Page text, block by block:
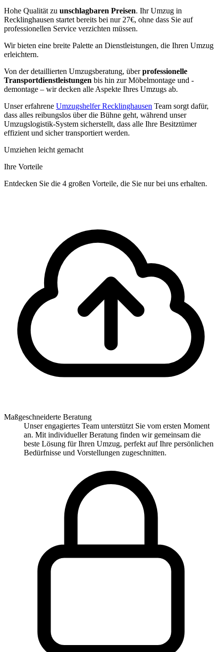
Hohe Qualität zu unschlagbaren Preisen. Ihr Umzug in
Recklinghausen startet bereits bei nur 27€, ohne dass Sie auf
professionellen Service verzichten müssen.
Wir bieten eine breite Palette an Dienstleistungen, die Ihren Umzug
erleichtern.
Von der detaillierten Umzugsberatung, überprofessionelle
Transportdienstleistungen bis hin zur Möbelmontage und -
demontage – wir decken alle Aspekte Ihres Umzugs ab.
Unser erfahrene Umzugshelfer Recklinghausen Team sorgt dafür,
dass alles reibungslos über die Bühne geht, während unser
Umzugslogistik-System sicherstellt, dass alle Ihre Besitztümer
effizient und sicher transportiert werden.
Umziehen leicht gemacht
Ihre Vorteile
Entdecken Sie die 4 großen Vorteile, die Sie nur bei uns erhalten.
Maßgeschneiderte Beratung
Unser engagiertes Team unterstützt Sie vom ersten Moment
an. Mit individueller Beratung finden wir gemeinsam die
beste Lösung für Ihren Umzug, perfekt auf Ihre persönlichen
Bedürfnisse und Vorstellungen zugeschnitten.